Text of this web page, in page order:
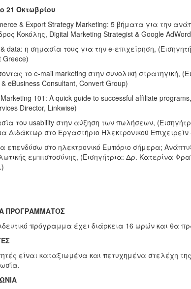
21 Οκτωβρίου
& Export Strategy Marketing: 5 βήματα για την
Κοκόλης, Digital Marketing Strategist & Google
& data: η σημασία τους για την e-επιχείρηση,
Greece)
το e-mail marketing στην συνολική στρατηγική,
eBusiness Consultant, Convert Group)
Marketing 101: A quick guide to successful affiliate
Director, Linkwise)
του usability στην αύξηση των πωλήσεων,
Διδάκτωρ στο Εργαστήριο Ηλεκτρονικού
επενδύσω στο ηλεκτρονικό Εμπόριο σήμερα;
εμπιστοσύνης, (Εισηγήτρια: Δρ. Κατερίνα
ΠΡΟΓΡΑΜΜΑΤΟΣ
πρόγραμμα έχει διάρκεια 16 ωρών και θα
είναι καταξιωμένα και πετυχημένα στελέχη